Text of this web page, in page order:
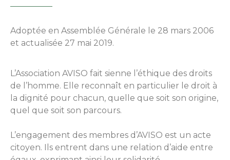
Adoptée en Assemblée Générale le 28 mars 2006
et actualisée 27 mai 2019.
L’Association AVISO fait sienne l’éthique des droits
de l’homme. Elle reconnaît en particulier le droit à
la dignité pour chacun, quelle que soit son origine,
quel que soit son parcours.
L’engagement des membres d’AVISO est un acte
citoyen. Ils entrent dans une relation d’aide entre